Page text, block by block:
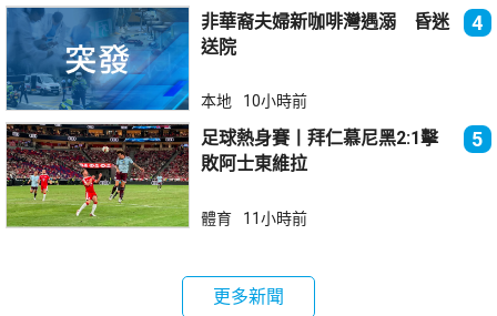
非華裔夫婦新咖啡灣遇溺 昏迷
送院
4
本地 10小時前
足球熱身賽丨拜仁慕尼黑2:1擊
敗阿士東維拉
5
體育 11小時前
更多新聞